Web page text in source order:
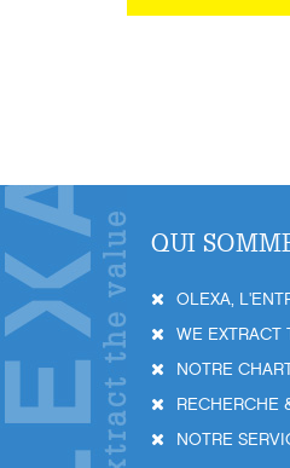
QUI
OLEXA,
WE EXTRACT
NOTRE
RECHERCHE
NOTRE